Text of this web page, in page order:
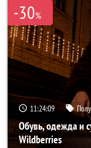
-30%
11:24:06
Обувь, одежда и
Wildberries